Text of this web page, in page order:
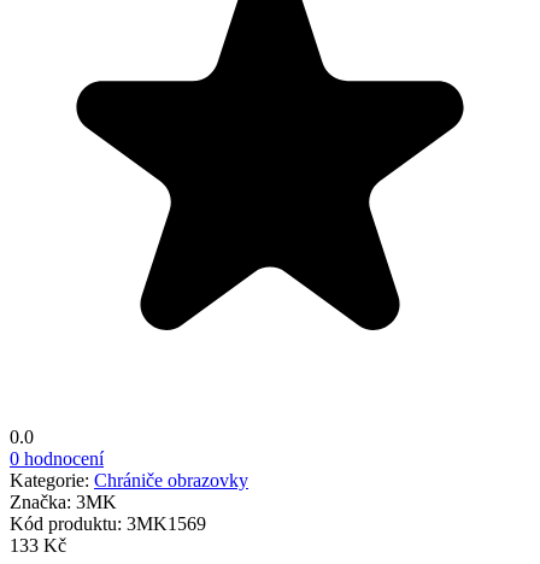
0.0
0 hodnocení
Kategorie: Chrániče obrazovky
Značka: 3MK
Kód produktu: 3MK1569
133 Kč